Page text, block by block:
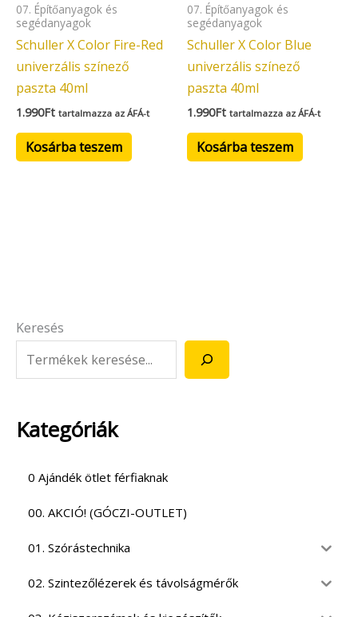
Keresés
Kategóriák
0 Ajándék ötlet férfiaknak
00. AKCIÓ! (GÓCZI-OUTLET)
01. Szórástechnika
02. Szintezőlézerek és távolságmérők
07. Építőanyagok és
segédanyagok
Schuller X Color Fire-Red
univerzális színező
paszta 40ml
1.990Ft tartalmazza az ÁFÁ-t
Kosárba teszem
07. Építőanyagok és
segédanyagok
Schuller X Color Blue
univerzális színező
paszta 40ml
1.990Ft tartalmazza az ÁFÁ-t
Kosárba teszem